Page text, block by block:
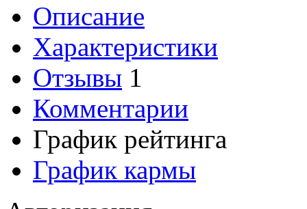
Описание
Характеристики
Отзывы 1
Комментарии
График рейтинга
График кармы